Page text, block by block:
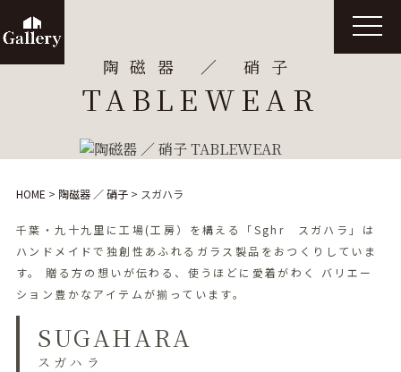
陶磁器 ／ 硝子
TABLEWEAR
t
o
g
n
HOME > 陶磁器 ／ 硝子> スガハラ
千葉・九十九里に工場(工房）を構える「Sghr スガハラ」は
ハンドメイドで独創性あふれるガラス製品をおつくりしていま
す。
贈る方の想いが伝わる、使うほどに愛着がわく
バリエー
ション豊かなアイテムが揃っています。
SUGAHARA
スガハラ